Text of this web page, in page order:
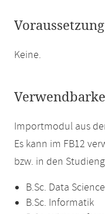
Keine.
Importmodul aus
Es kann im FB12
bzw. in den
B.Sc. Data Science
B.Sc. Informatik